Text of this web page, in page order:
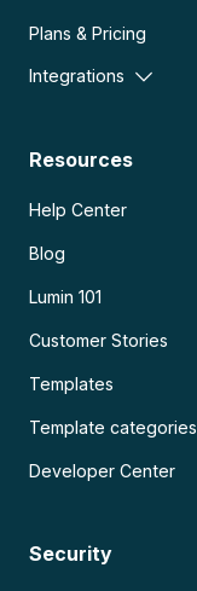
Plans & Pricing
Integrations
Resources
Help Center
Blog
Lumin 101
Customer Stories
Templates
Template categories
Developer Center
Security